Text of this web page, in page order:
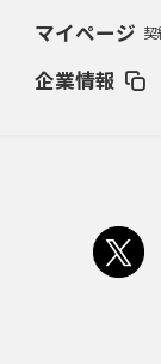
マイページ
企業情報